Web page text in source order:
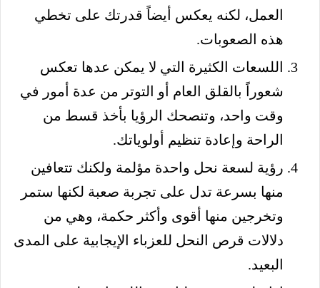
العمل، لكنه يعكس أيضاً قدرتك على تخطي
هذه الصعوبات.
اللسعات الكثيرة التي لا يمكن عدها تعكس
شعوراً بالقلق العام أو التوتر من عدة أمور في
وقت واحد، وتنصحك الرؤيا بأخذ قسط من
الراحة وإعادة تنظيم أولوياتك.
رؤية لسعة نحل واحدة مؤلمة ولكنك تتعافين
منها بسرعة تدل على تجربة صعبة لكنها ستمر
وتخرجين منها أقوى وأكثر حكمة، وهي من
دلالات قرص النحل للعزباء الإيجابية على المدى
البعيد.